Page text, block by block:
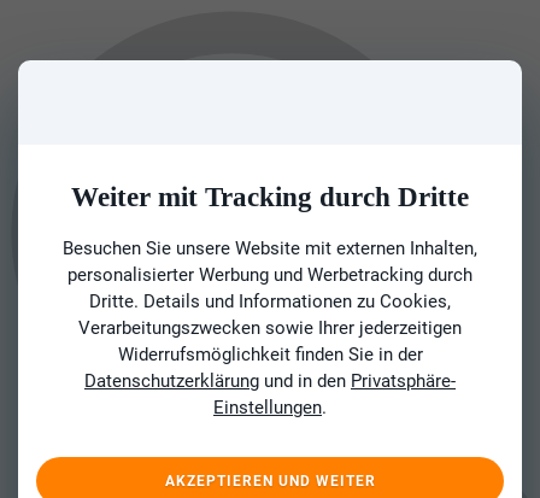
Weiter mit Tracking durch Dritte
Besuchen Sie unsere Website mit externen Inhalten,
personalisierter Werbung und Werbetracking durch
Dritte. Details und Informationen zu Cookies,
Verarbeitungszwecken sowie Ihrer jederzeitigen
Widerrufsmöglichkeit finden Sie in der
Datenschutzerklärung und in den Privatsphäre-
Einstellungen.
AKZEPTIEREN UND WEITER